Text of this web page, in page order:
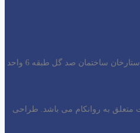
شیراز، بلوار مطهری ، نبش ستارخان ساختمان صد گل طبقه 6 واحد
متعلق به روانکام می باشد. طراحی